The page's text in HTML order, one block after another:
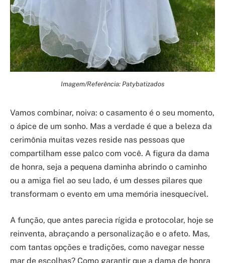
Imagem/Referência: Patybatizados
Vamos combinar, noiva: o casamento é o seu momento,
o ápice de um sonho. Mas a verdade é que a beleza da
cerimônia muitas vezes reside nas pessoas que
compartilham esse palco com você. A figura da dama
de honra, seja a pequena daminha abrindo o caminho
ou a amiga fiel ao seu lado, é um desses pilares que
transformam o evento em uma memória inesquecível.
A função, que antes parecia rígida e protocolar, hoje se
reinventa, abraçando a personalização e o afeto. Mas,
com tantas opções e tradições, como navegar nesse
mar de escolhas? Como garantir que a dama de honra